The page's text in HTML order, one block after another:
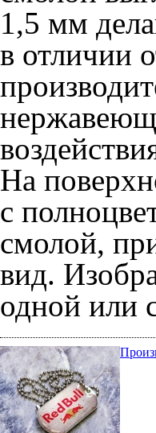
1,5 мм
в отличии
На
с
смолой,
вид.
одной или